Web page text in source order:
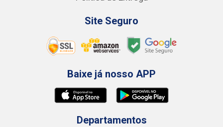
Site Seguro
Baixe já nosso APP
Departamentos